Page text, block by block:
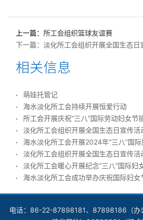
上一篇： 所工会组织篮球友谊赛
下一篇： 淡化所工会组织开展全国生态日
萌娃托管记
海水淡化所工会持续开展恒爱行动
所工会开展庆祝“三八”国际劳动妇女节
淡化所工会组织开展全国生态日宣传活
海水淡化所工会开展2024年“三八”国
淡化所工会组织开展全国生态日宣传活
淡化所工会暖心开展纪念“三八”国际妇
电话：86-22-87898181、87898186（